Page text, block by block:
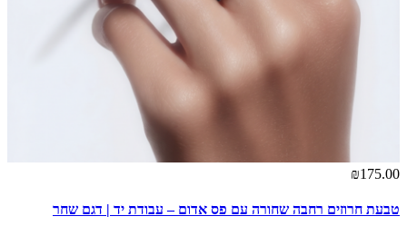
₪175.00
טבעת חרוזים רחבה שחורה עם פס אדום – עבודת יד | דגם שחר